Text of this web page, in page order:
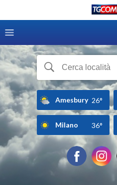
Amesbury 26°
Milano 36°